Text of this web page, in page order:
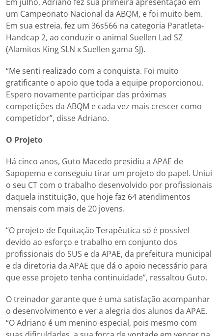
um Campeonato Nacional da ABQM, e foi muito bem.
Em sua estreia, fez um 36s566 na categoria Paratleta-
Handcap 2, ao conduzir o animal Suellen Lad SZ
(Alamitos King SLN x Suellen gama SJ).
“Me senti realizado com a conquista. Foi muito
gratificante o apoio que toda a equipe proporcionou.
Espero novamente participar das próximas
competições da ABQM e cada vez mais crescer como
competidor”, disse Adriano.
O Projeto
Há cinco anos, Guto Macedo presidiu a APAE de
Sapopema e conseguiu tirar um projeto do papel. Uniui
o seu CT com o trabalho desenvolvido por profissionais
daquela instituição, que hoje faz 64 atendimentos
mensais com mais de 20 jovens.
“O projeto de Equitação Terapêutica só é possível
devido ao esforço e trabalho em conjunto dos
profissionais do SUS e da APAE, da prefeitura municipal
e da diretoria da APAE que dá o apoio necessário para
que esse projeto tenha continuidade”, ressaltou Guto.
O treinador garante que é uma satisfação acompanhar
o desenvolvimento e ver a alegria dos alunos da APAE.
“O Adriano é um menino especial, pois mesmo com